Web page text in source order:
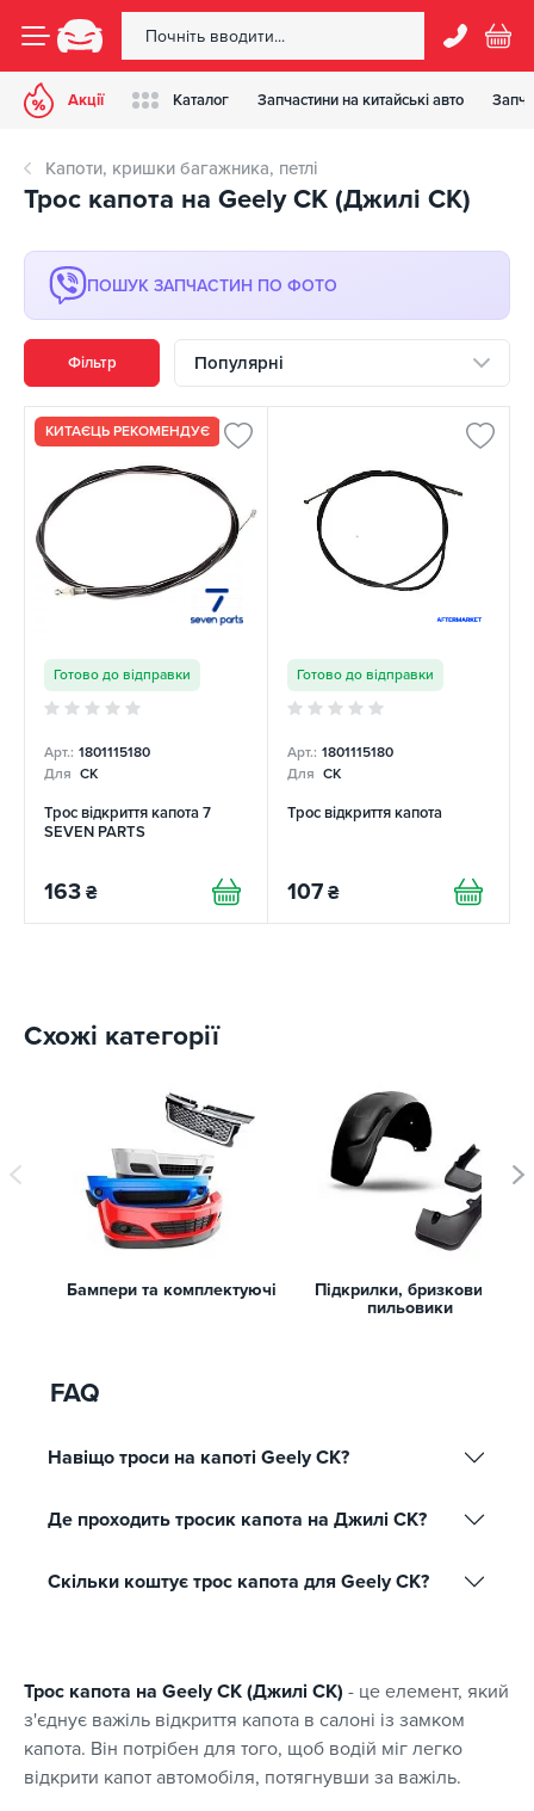
Акції Каталог Запчастини на китайські авто
Капоти, кришки багажника, петлі
Трос капота на Geely CK (Джилі СК)
ПОШУК ЗАПЧАСТИН ПО ФОТО
Фільтр Популярні
КИТАЄЦЬ РЕКОМЕНДУЄ
Готово до відправки
Арт.: 1801115180
Для CK
Трос відкриття капота 7
SEVEN PARTS
163 ₴
Готово до відправки
Арт.: 1801115180
Для CK
Трос відкриття капота
107 ₴
Схожі категорії
Бампери та комплектуючі
Підкрилки, бризковики,
пильовики
FAQ
Навіщо троси на капоті Geely CK?
Де проходить тросик капота на Джилі СК?
Скільки коштує трос капота для Geely CK?
Трос капота на Geely CK (Джилі СК) - це елемент, який
з'єднує важіль відкриття капота в салоні із замком
капота. Він потрібен для того, щоб водій міг легко
відкрити капот автомобіля, потягнувши за важіль.